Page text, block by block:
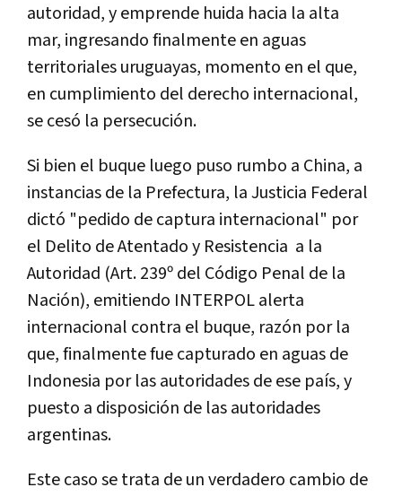
autoridad, y emprende huida hacia la alta
mar, ingresando finalmente en aguas
territoriales uruguayas, momento en el que,
en cumplimiento del derecho internacional,
se cesó la persecución.
Si bien el buque luego puso rumbo a China, a
instancias de la Prefectura, la Justicia Federal
dictó "pedido de captura internacional" por
el Delito de Atentado y Resistencia a la
Autoridad (Art. 239º del Código Penal de la
Nación), emitiendo INTERPOL alerta
internacional contra el buque, razón por la
que, finalmente fue capturado en aguas de
Indonesia por las autoridades de ese país, y
puesto a disposición de las autoridades
argentinas.
Este caso se trata de un verdadero cambio de